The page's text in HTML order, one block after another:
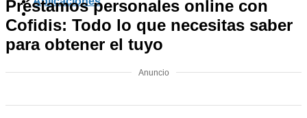
Préstamos personales online con
Cofidis: Todo lo que necesitas saber
para obtener el tuyo
Anuncio